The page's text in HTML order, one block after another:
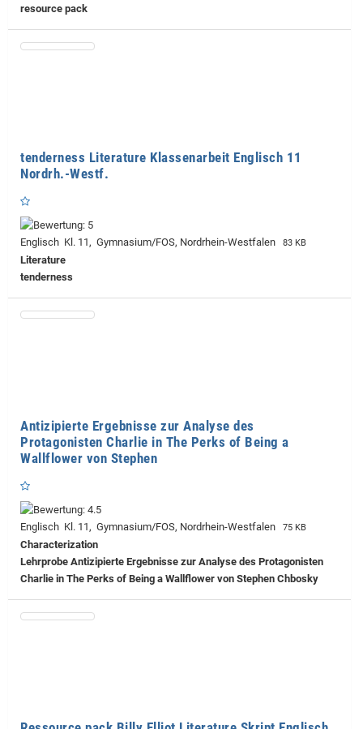
resource pack
tenderness Literature Klassenarbeit Englisch 11
Nordrh.-Westf.
Englisch Kl. 11, Gymnasium/FOS, Nordrhein-Westfalen 83 KB
Literature
tenderness
Antizipierte Ergebnisse zur Analyse des
Protagonisten Charlie in The Perks of Being a
Wallflower von Stephen
Englisch Kl. 11, Gymnasium/FOS, Nordrhein-Westfalen 75 KB
Characterization
Lehrprobe Antizipierte Ergebnisse zur Analyse des Protagonisten
Charlie in The Perks of Being a Wallflower von Stephen Chbosky